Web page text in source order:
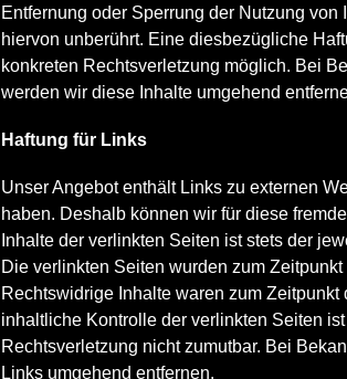
Entfernung oder Sperrung der Nutzung
hiervon unberührt. Eine diesbezügliche
konkreten Rechtsverletzung möglich. Bei
werden wir diese Inhalte umgehend
Haftung für Links
Unser Angebot enthält Links zu externen
haben. Deshalb können wir für diese
Inhalte der verlinkten Seiten ist stets der
Die verlinkten Seiten wurden zum
Rechtswidrige Inhalte waren zum
inhaltliche Kontrolle der verlinkten Seiten
Rechtsverletzung nicht zumutbar. Bei
Links umgehend entfernen.